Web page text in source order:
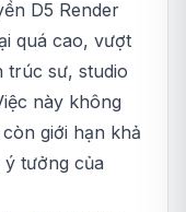
D5 Render
quá cao, vượt
trúc sư, studio
này không
giới hạn khả
tưởng của